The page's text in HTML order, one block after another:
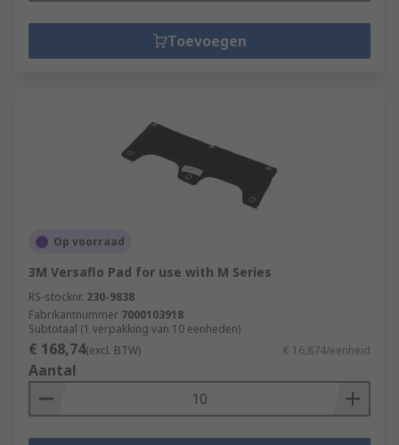
Toevoegen
Op voorraad
3M Versaflo Pad for use with M Series
RS-stocknr. 230-9838
Fabrikantnummer 7000103918
Subtotaal (1 verpakking van 10 eenheden)
€ 168,74(excl. BTW) € 16,874/eenheid
Aantal